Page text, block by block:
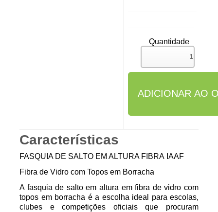
Quantidade
Características
FASQUIA DE SALTO EM ALTURA FIBRA IAAF
Fibra de Vidro com Topos em Borracha
A fasquia de salto em altura em fibra de vidro com
topos em borracha é a escolha ideal para escolas,
clubes e competições oficiais que procuram